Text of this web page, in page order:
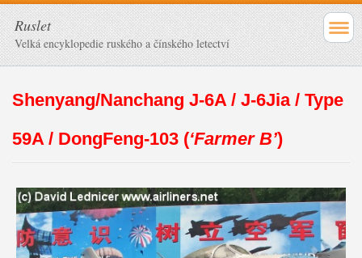
Ruslet
Velká encyklopedie ruského a čínského letectví
Shenyang/Nanchang J-6A / J-6Jia / Type
59A / DongFeng-103 (‘Farmer B’)